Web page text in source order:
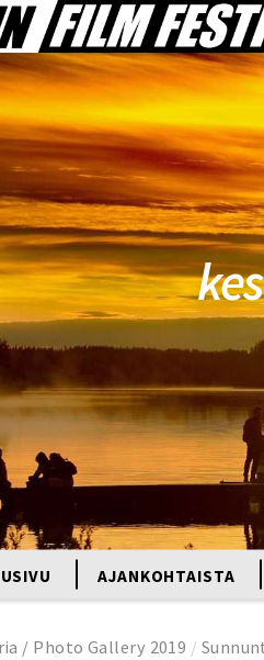
AJANKOHTAISTA
/ Photo Gallery 2019 /